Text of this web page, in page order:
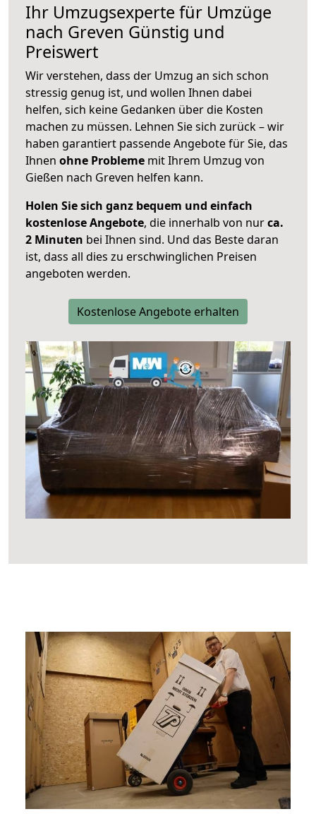
Ihr Umzugsexperte für Umzüge
nach Greven Günstig und
Preiswert
Wir verstehen, dass der Umzug an sich schon
stressig genug ist, und wollen Ihnen dabei
helfen, sich keine Gedanken über die Kosten
machen zu müssen. Lehnen Sie sich zurück – wir
haben garantiert passende Angebote für Sie, das
Ihnen ohne Probleme mit Ihrem Umzug von
Gießen nach Greven helfen kann.
Holen Sie sich ganz bequem und einfach
kostenlose Angebote, die innerhalb von nurca.
2 Minuten bei Ihnen sind. Und das Beste daran
ist, dass all dies zu erschwinglichen Preisen
angeboten werden.
Kostenlose Angebote erhalten